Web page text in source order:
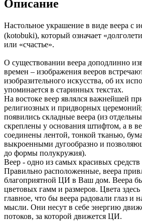
Описание
Настольное украшение в виде веера с
(kotobuki), который означает
или «счастье».
О существовании веера доподлинно
времен – изображения вееров
изобразительного искусства, об их
упоминается в старинных текстах.
На востоке веер являлся важнейшей
религиозных и придворных
появились складные веера (из
скреплены у основания штифтом, а в
соединены лентой, тонкой тканью,
выкроенными дугообразно и
до формы полукружия).
Веер - одно из самых красивых
Правильно расположенные, веера
благоприятной ЦИ в Ваш дом. Веера
цветовых гамм и размеров. Цвета
главное, что бы веера радовали глаз и
мысли. Они несут в себе энергию
потоков, за которой движется ЦИ.